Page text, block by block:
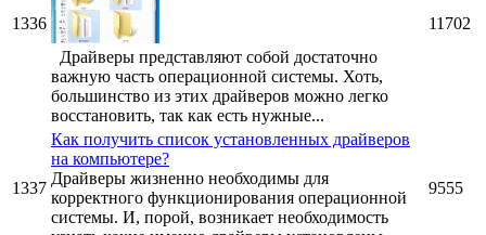
1336
Драйверы представляют собой достаточно
важную часть операционной системы. Хоть,
большинство из этих драйверов можно легко
восстановить, так как есть нужные...
11702
1337
Как получить список установленных драйверов
на компьютере?
Драйверы жизненно необходимы для
корректного функционирования операционной
системы. И, порой, возникает необходимость
9555